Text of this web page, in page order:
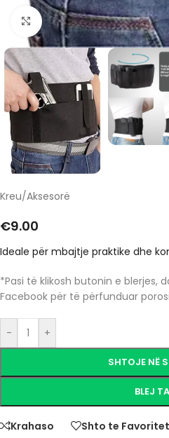
Click to enlarge
Kreu/Aksesorë
€9.00
Ideale për mbajtje praktike dhe
*Pasi të klikosh butonin e blerjes,
Facebook për të përfunduar
- +
SHTOJE NË
BLEJ
Krahaso Shto te Favoritet